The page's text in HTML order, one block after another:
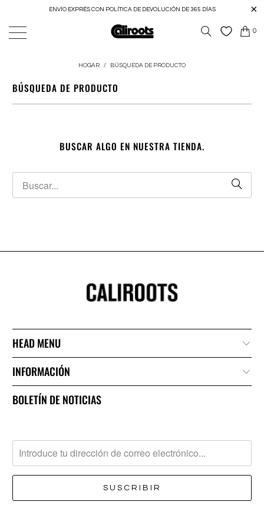
ENVÍO EXPRÉS CON POLÍTICA DE DEVOLUCIÓN DE 365 DÍAS
0
HOGAR / BÚSQUEDA DE PRODUCTO
BÚSQUEDA DE PRODUCTO
BUSCAR ALGO EN NUESTRA TIENDA.
HEAD MENU
INFORMACIÓN
BOLETÍN DE NOTICIAS